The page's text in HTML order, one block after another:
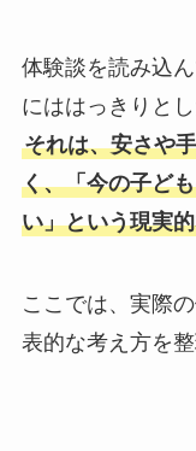
体験談を読み込
にははっきりと
それは、安さや
く、「今の子ど
い」という現実
ここでは、実際
表的な考え方を